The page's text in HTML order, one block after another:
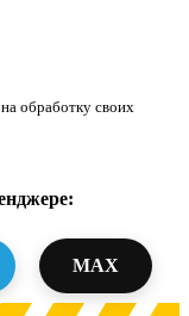
обработку своих
MAX